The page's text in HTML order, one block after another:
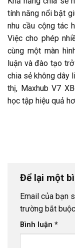
tính năng nổi bật
nhu cầu cộng tác
Việc cho phép
cùng một màn
luận và đào tạo
chia sẻ không dây
thị, Maxhub V7
học tập hiệu quả
Để lại một
Email của bạn
trường bắt
Bình luận *